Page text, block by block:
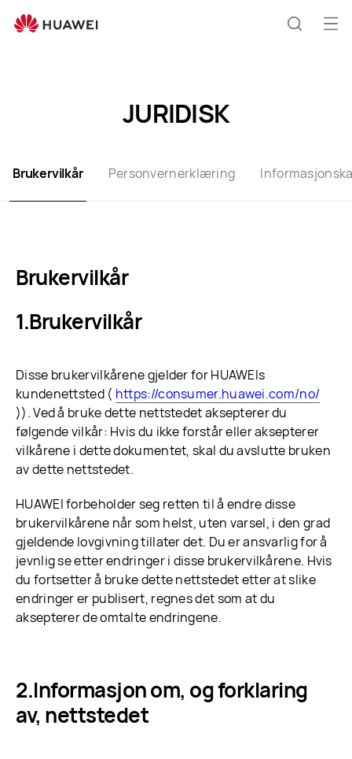
JURIDISK
Brukervilkår Personvernerklæring
Brukervilkår
Brukervilkår
Disse brukervilkårene gjelder for HUAWEIs
kundenettsted ( https://consumer.huawei.com/no/
)). Ved å bruke dette nettstedet aksepterer du
følgende vilkår: Hvis du ikke forstår eller aksepterer
vilkårene i dette dokumentet, skal du avslutte bruken
av dette nettstedet.
HUAWEI forbeholder seg retten til å endre disse
brukervilkårene når som helst, uten varsel, i den grad
gjeldende lovgivning tillater det. Du er ansvarlig for å
jevnlig se etter endringer i disse brukervilkårene. Hvis
du fortsetter å bruke dette nettstedet etter at slike
endringer er publisert, regnes det som at du
aksepterer de omtalte endringene.
Informasjon om, og forklaring
av, nettstedet